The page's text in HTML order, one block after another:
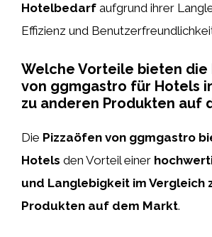
Hotelbedarf aufgrund ihrer
Effizienz und
Welche Vorteile bieten die
von ggmgastro für Hotels
zu anderen Produkten auf
Die Pizzaöfen von ggmgastro
Hotels den Vorteil einer
und Langlebigkeit im Vergleich
Produkten auf dem Markt.